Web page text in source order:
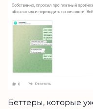
Беттеры, которые